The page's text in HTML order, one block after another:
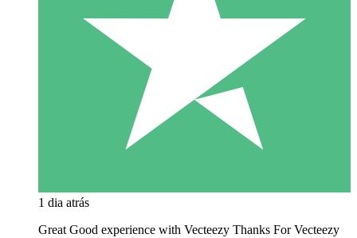
1 dia atrás
Great Good experience with Vecteezy Thanks For Vecteezy